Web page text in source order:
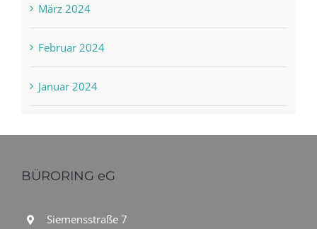
März 2024
Februar 2024
Januar 2024
BÜRORING eG
Siemensstraße 7